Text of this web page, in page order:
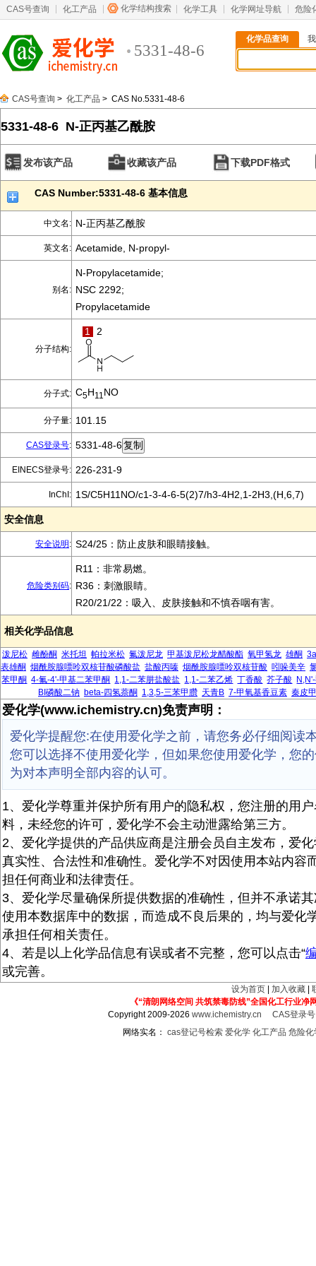
CAS号查询 化工产品 化学结构搜索 化学工具 化学网址导航 危险
5331-48-6
化学品查询
CAS号查询 > 化工产品 > CAS No.5331-48-6
5331-48-6 N-正丙基乙酰胺
发布该产品 收藏该产品 下载PDF格式
CAS Number:5331-48-6 基本信息
中文名: N-正丙基乙酰胺
英文名: Acetamide, N-propyl-
别名:
N-Propylacetamide;
NSC 2292;
Propylacetamide
分子结构:
1 2
分子式: C5H11 NO
分子量: 101.15
CAS登录号: 5331-48-6
EINECS登录号: 226-231-9
InChI: 1S/C5H11NO/c1-3-4-6-5(2)7/h3-4H2,1-2H3,(H,6,7)
安全信息
安全说明 : S24/25：防止皮肤和眼睛接触。
危险类别码:
R11：非常易燃。
R36：刺激眼睛。
R20/21/22：吸入、皮肤接触和不慎吞咽有害。
相关化学品信息
泼尼松 雌酚酮 米托坦 帕拉米松 氟泼尼龙 甲基泼尼松龙醋酸酯 氧甲氢龙 雄酮
表雄酮 烟酰胺腺嘌呤双核苷酸磷酸盐 盐酸丙嗪 烟酰胺腺嘌呤双核苷酸 吲哚美辛
苯甲酮 4-氟-4'-甲基二苯甲酮 1,1-二苯肼盐酸盐 1,1-二苯乙烯 丁香酸 芥子酸
BI磷酸二钠 beta-四氢萘酮 1,3,5-三苯甲臢 天青B 7-甲氧基香豆素 秦皮
爱化学(www.ichemistry.cn)免责声明：
爱化学提醒您:在使用爱化学之前，请您务必仔细阅读
您可以选择不使用爱化学，但如果您使用爱化学，您
为对本声明全部内容的认可。
1、爱化学尊重并保护所有用户的隐私权，您注册的用
料，未经您的许可，爱化学不会主动泄露给第三方。
2、爱化学提供的产品供应商是注册会员自主发布，爱
真实性、合法性和准确性。爱化学不对因使用本站内容
担任何商业和法律责任。
3、爱化学尽量确保所提供数据的准确性，但并不承诺
使用本数据库中的数据，而造成不良后果的，均与爱化
承担任何相关责任。
4、若是以上化学品信息有误或者不完整，您可以点击“
或完善。
设为首页 加入收藏
《“清朗网络空间 共筑禁毒防线”全国化工行业净
Copyright 2009-2026www.ichemistry.cn
CAS登录
网络实名： cas登记号检索 爱化学 化工产品 危险化